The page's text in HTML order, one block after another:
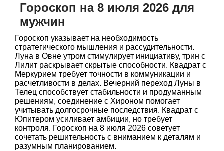
Гороскоп на 8 июля 2026 для
мужчин
Гороскоп указывает на необходимость
стратегического мышления и рассудительности.
Луна в Овне утром стимулирует инициативу, трин с
Лилит раскрывает скрытые способности. Квадрат с
Меркурием требует точности в коммуникации и
расчетливости в делах. Вечерний переход Луны в
Телец способствует стабильности и продуманным
решениям, соединение с Хироном помогает
учитывать долгосрочные последствия. Квадрат с
Юпитером усиливает амбиции, но требует
контроля. Гороскоп на 8 июля 2026 советует
сочетать решительность с вниманием к деталям и
разумным планированием.